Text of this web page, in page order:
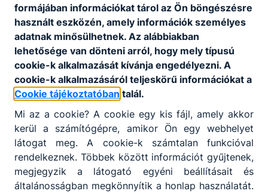
2023/2024. tanév
22. Pályaválasztási kiállítás és
szakmabemutató
2023. október 19. VA
formájában információkat tárol az Ön böngészésre
használt eszközén, amely információk személyes
adatnak minősülhetnek. Az alábbiakban
lehetősége van dönteni arról, hogy mely típusú
cookie-k alkalmazását kívánja engedélyezni. A
cookie-k alkalmazásáról teljeskörű információkat a
Cookie tájékoztatóban talál.
Mi az a cookie? A cookie egy kis fájl, amely akkor
kerül a számítógépre, amikor Ön egy webhelyet
látogat meg. A cookie-k számtalan funkcióval
rendelkeznek. Többek között információt gyűjtenek,
megjegyzik a látogató egyéni beállításait és
általánosságban megkönnyítik a honlap használatát.